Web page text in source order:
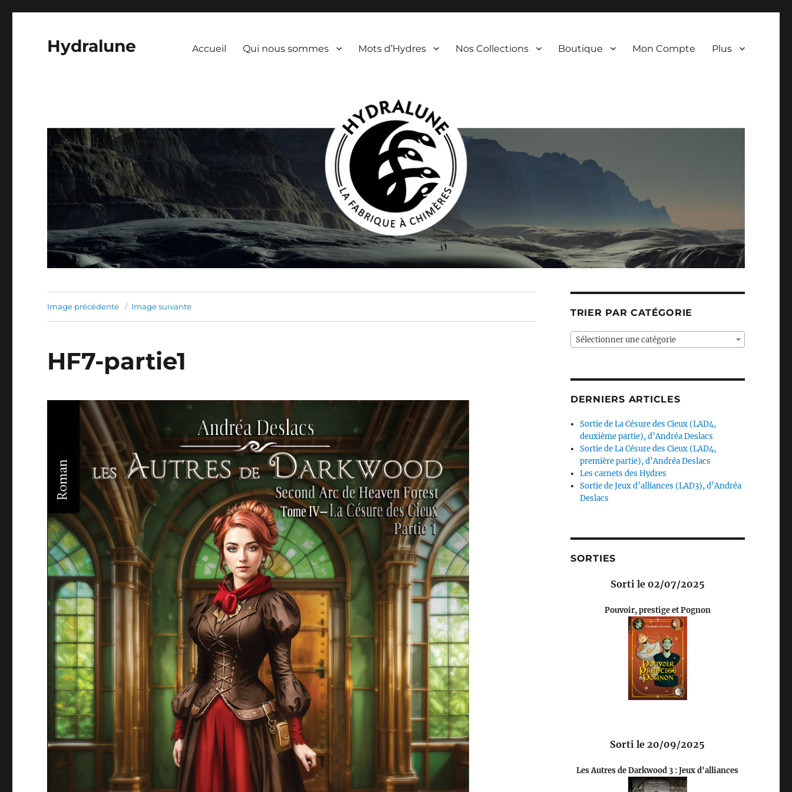
Hydralune Accueil Qui nous sommes Mots d’Hydres Nos Collections Boutique Mon Compte Plus
Image précédente Image suivante
HF7-partie1
TRIER PAR CATÉGORIE
Sélectionner une catégorie
DERNIERS ARTICLES
Sortie de La Césure des Cieux (LAD4,
deuxième partie), d’Andréa Deslacs
Sortie de La Césure des Cieux (LAD4,
première partie), d’Andréa Deslacs
Les carnets des Hydres
Sortie de Jeux d’alliances (LAD3), d’Andréa
Deslacs
SORTIES
Sorti le 02/07/2025
Pouvoir, prestige et Pognon
Sorti le 20/09/2025
Les Autres de Darkwood 3 : Jeux d'alliances